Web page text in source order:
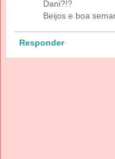
Dani?!?
Beijos e boa
Responder